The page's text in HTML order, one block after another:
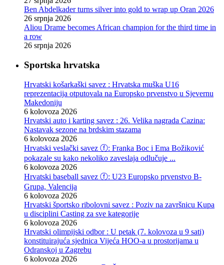
Ben Abdelkader turns silver into gold to wrap up Oran 2026
26 srpnja 2026
Aliou Drame becomes African champion for the third time in
a row
26 srpnja 2026
Sportska hrvatska
Hrvatski košarkaški savez : Hrvatska muška U16
reprezentacija otputovala na Europsko prvenstvo u Sjevernu
Makedoniju
6 kolovoza 2026
Hrvatski auto i karting savez : 26. Velika nagrada Cazina:
Nastavak sezone na brdskim stazama
6 kolovoza 2026
Hrvatski veslački savez ⓕ: Franka Boc i Ema Božiković
pokazale su kako nekoliko zaveslaja odlučuje ...
6 kolovoza 2026
Hrvatski baseball savez ⓕ: U23 Europsko prvenstvo B-
Grupa, Valencija
6 kolovoza 2026
Hrvatski športsko ribolovni savez : Poziv na završnicu Kupa
u disciplini Casting za sve kategorije
6 kolovoza 2026
Hrvatski olimpijski odbor : U petak (7. kolovoza u 9 sati)
konstituirajuća sjednica Vijeća HOO-a u prostorijama u
Odranskoj u Zagrebu
6 kolovoza 2026